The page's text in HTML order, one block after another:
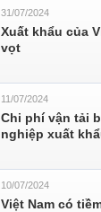
31/07/2024
Xuất khẩu của
vọt
11/07/2024
Chi phí vận tải
nghiệp xuất
10/07/2024
Việt Nam có